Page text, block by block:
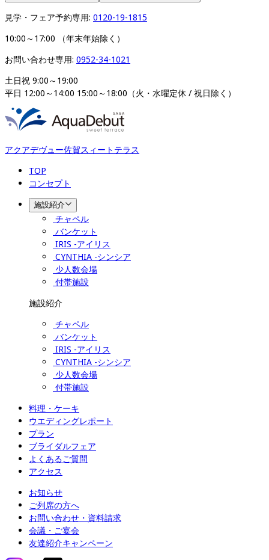
見学・フェア予約専用: 0120-19-1815
10:00～17:00 （年末年始除く）
お問い合わせ専用: 0952-34-1021
土日祝 9:00～19:00
平日 12:00～14:00 15:00～18:00（火・水曜定休 / 祝日除く）
アクアデヴュー佐賀スィートテラス
TOP
コンセプト
施設紹介
チャペル
バンケット
IRIS -アイリス
CYNTHIA -シンシア
少人数会場
付帯施設
施設紹介
チャペル
バンケット
IRIS -アイリス
CYNTHIA -シンシア
少人数会場
付帯施設
料理・ケーキ
ウエディングレポート
プラン
ブライダルフェア
よくあるご質問
アクセス
お知らせ
ご列席の方へ
お問い合わせ・資料請求
会議・ご宴会
友達紹介キャンペーン